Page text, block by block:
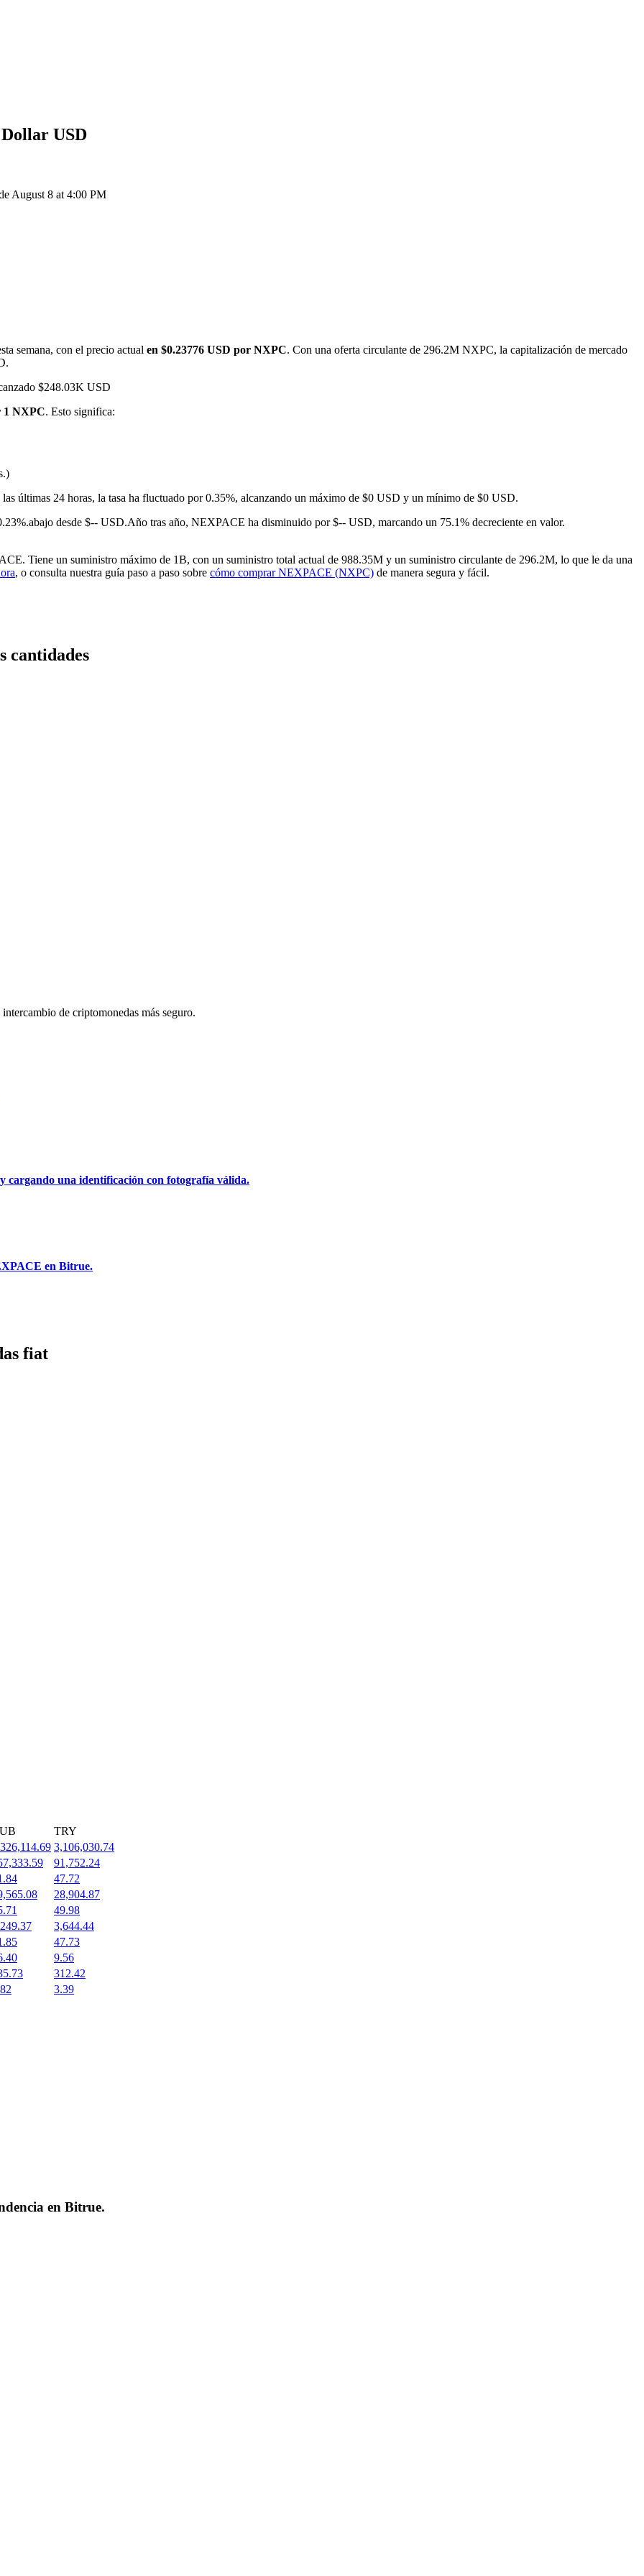
Dollar USD
August 8 at 4:00 PM
semana, con el precio actual en $0.23776 USD por NXPC. Con una oferta circulante de 296.2M NXPC, la capitalización de mercado
$248.03K USD
1 NXPC. Esto significa:
las últimas 24 horas, la tasa ha fluctuado por 0.35%, alcanzando un máximo de $0 USD y un mínimo de $0 USD.
desde $-- USD.Año tras año, NEXPACE ha disminuido por $-- USD, marcando un 75.1% decreciente en valor.
Tiene un suministro máximo de 1B, con un suministro total actual de 988.35M y un suministro circulante de 296.2M, lo que le da una
, o consulta nuestra guía paso a paso sobre cómo comprar NEXPACE (NXPC) de manera segura y fácil.
cantidades
de criptomonedas más seguro.
cargando una identificación con fotografía válida.
en Bitrue.
fiat
TRY
3,106,030.74
91,752.24
47.72
28,904.87
49.98
3,644.44
47.73
9.56
312.42
3.39
en Bitrue.